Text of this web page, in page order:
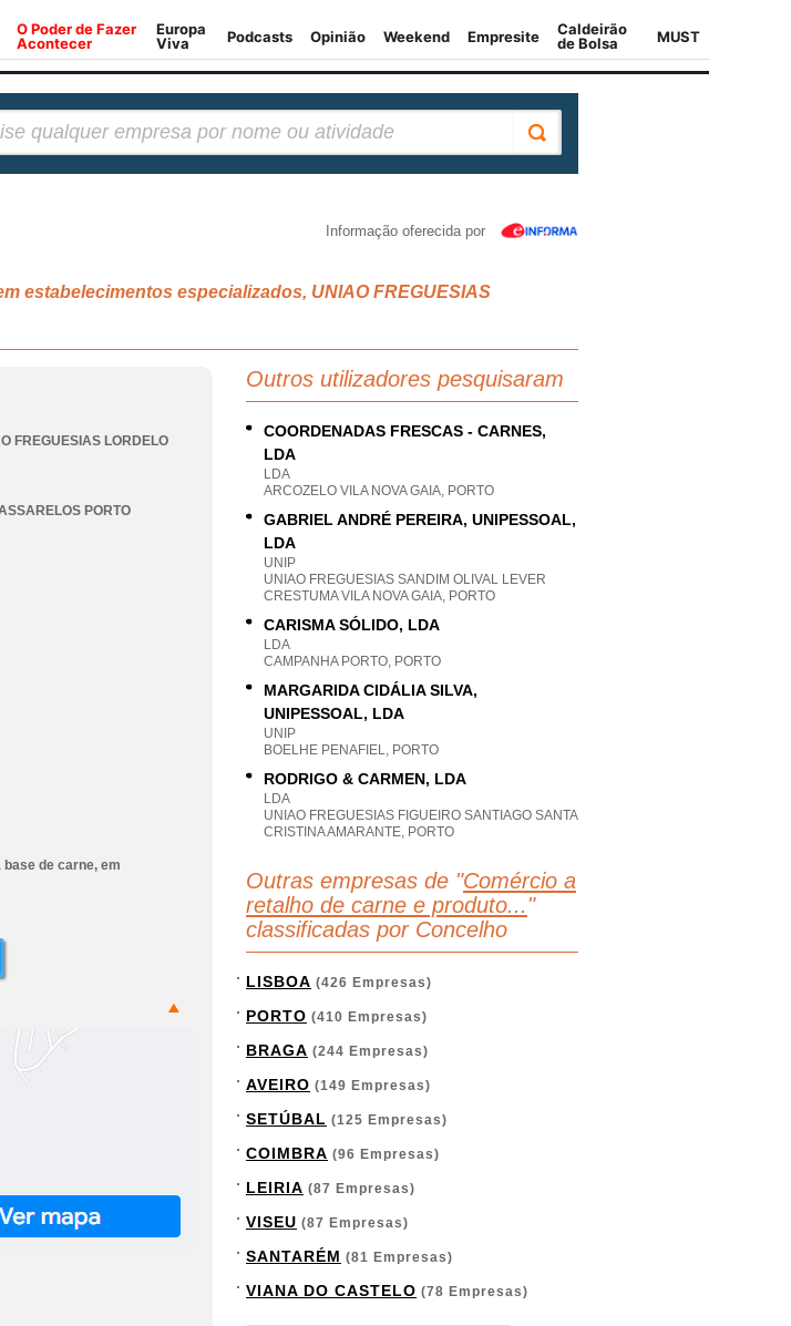
Informação oferecida por
estabelecimentos especializados, UNIAO FREGUESIAS
FREGUESIAS LORDELO
PORTO
de carne, em
Outros utilizadores pesquisaram
COORDENADAS FRESCAS - CARNES,
LDA
LDA
ARCOZELO VILA NOVA GAIA, PORTO
GABRIEL ANDRÉ PEREIRA, UNIPESSOAL,
LDA
UNIP
UNIAO FREGUESIAS SANDIM OLIVAL LEVER
CRESTUMA VILA NOVA GAIA, PORTO
CARISMA SÓLIDO, LDA
LDA
CAMPANHA PORTO, PORTO
MARGARIDA CIDÁLIA SILVA,
UNIPESSOAL, LDA
UNIP
BOELHE PENAFIEL, PORTO
RODRIGO & CARMEN, LDA
LDA
UNIAO FREGUESIAS FIGUEIRO SANTIAGO SANTA
CRISTINA AMARANTE, PORTO
Outras empresas de "Comércio a
retalho de carne e produto... "
classificadas por Concelho
LISBOA (426 Empresas)
PORTO (410 Empresas)
BRAGA (244 Empresas)
AVEIRO (149 Empresas)
SETÚBAL (125 Empresas)
COIMBRA (96 Empresas)
LEIRIA (87 Empresas)
VISEU (87 Empresas)
SANTARÉM (81 Empresas)
VIANA DO CASTELO (78 Empresas)